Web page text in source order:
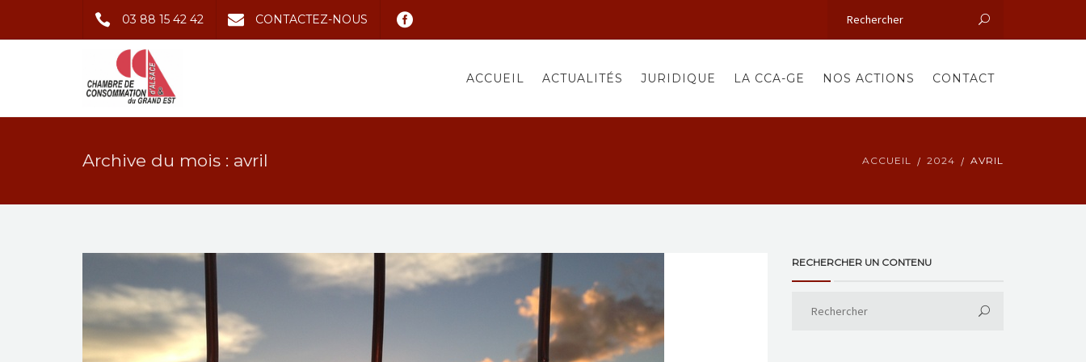
03 88 15 42 42 CONTACTEZ-NOUS
ACCUEIL ACTUALITÉS JURIDIQUE LA CCA-GE NOS ACTIONS CONTACT
Archive du mois : avril ACCUEIL 2024 AVRIL
RECHERCHER UN CONTENU